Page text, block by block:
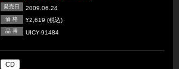
発売日 2009.06.24
価 格 ¥2,619 (税込)
品 番 UICY-91484
CD